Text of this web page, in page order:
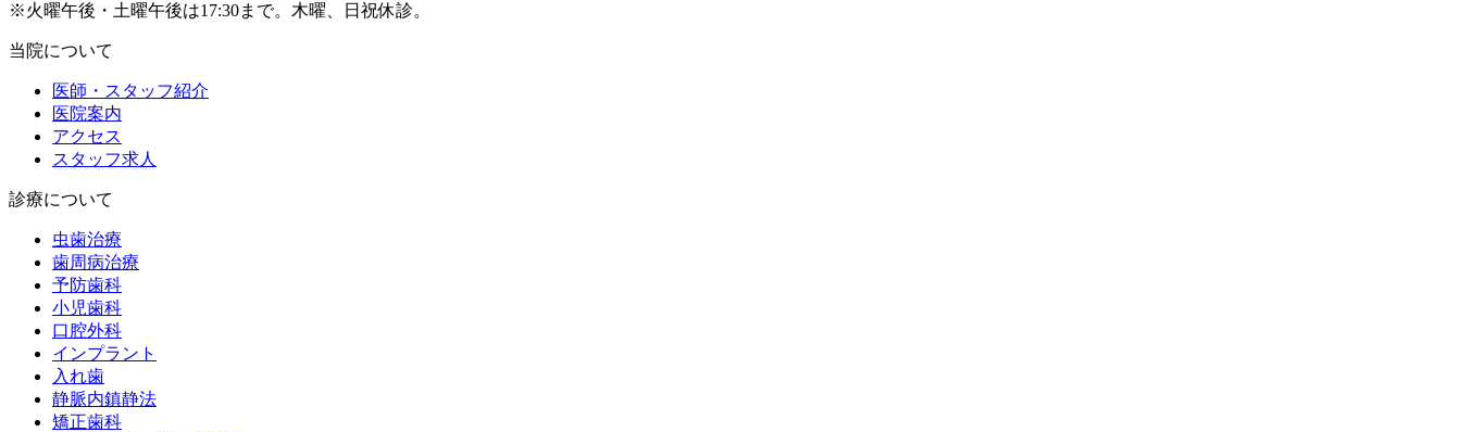
※火曜午後・土曜午後は17:30まで。木曜、日祝休診。
当院について
医師・スタッフ紹介
医院案内
アクセス
スタッフ求人
診療について
虫歯治療
歯周病治療
予防歯科
小児歯科
口腔外科
インプラント
入れ歯
静脈内鎮静法
矯正歯科